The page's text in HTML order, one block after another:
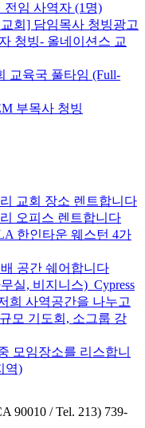
임 사역자 (1명)
회] 담임목사 청빙광고
청빙- 올네이션스 교
교육국 풀타임 (Full-
부목사 청빙
교회 장소 렌트합니다
오피스 렌트합니다
한인타운 웨스턴 4가
공간 쉐어합니다
실, 비지니스)_Cypress
희 사역공간을 나누고
모 기도회, 소그룹 강
모임장소를 리스합니
역)
90010 / Tel. 213) 739-